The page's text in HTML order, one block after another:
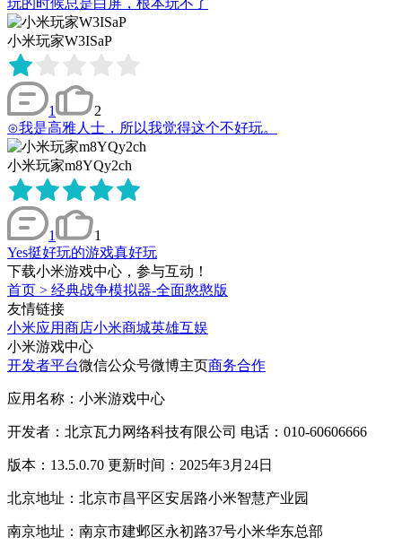
小米玩家W3ISaP
1
2
⊙我是高雅人士，所以我觉得这个不好玩。
小米玩家m8YQy2ch
1
1
Yes挺好玩的游戏真好玩
下载小米游戏中心，参与互动！
首页 > 经典战争模拟器-全面憨憨版
友情链接
小米应用商店小米商城英雄互娱
小米游戏中心
开发者平台微信公众号微博主页商务合作
应用名称：小米游戏中心
开发者：北京瓦力网络科技有限公司 电话：010-60606666
版本：13.5.0.70 更新时间：2025年3月24日
北京地址：北京市昌平区安居路小米智慧产业园
南京地址：南京市建邺区永初路37号小米华东总部